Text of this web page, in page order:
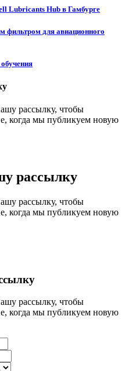
Lubricants Hub в Гамбурге
фильтром для авиационного
рассылку, чтобы
когда мы публикуем новую
рассылку
рассылку, чтобы
когда мы публикуем новую
рассылку, чтобы
когда мы публикуем новую